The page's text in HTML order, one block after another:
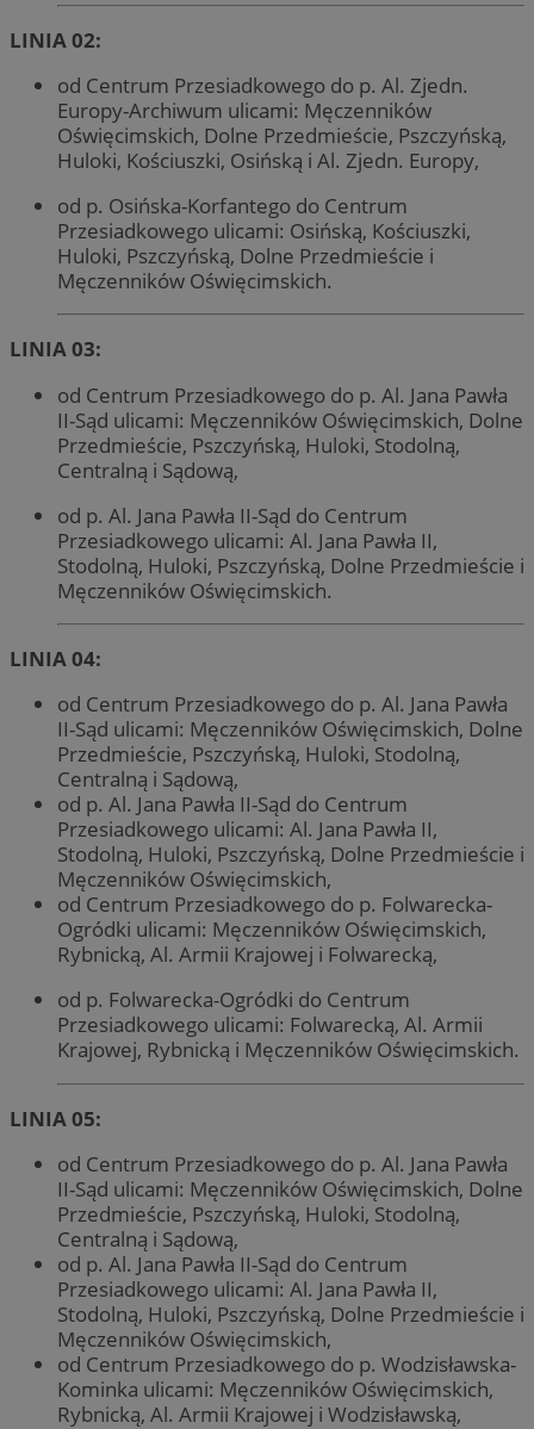
LINIA 02:
od Centrum Przesiadkowego do p. Al. Zjedn.
Europy-Archiwum ulicami: Męczenników
Oświęcimskich, Dolne Przedmieście, Pszczyńską,
Huloki, Kościuszki, Osińską i Al. Zjedn. Europy,
od p. Osińska-Korfantego do Centrum
Przesiadkowego ulicami: Osińską, Kościuszki,
Huloki, Pszczyńską, Dolne Przedmieście i
Męczenników Oświęcimskich.
LINIA 03:
od Centrum Przesiadkowego do p. Al. Jana Pawła
II-Sąd ulicami: Męczenników Oświęcimskich, Dolne
Przedmieście, Pszczyńską, Huloki, Stodolną,
Centralną i Sądową,
od p. Al. Jana Pawła II-Sąd do Centrum
Przesiadkowego ulicami: Al. Jana Pawła II,
Stodolną, Huloki, Pszczyńską, Dolne Przedmieście i
Męczenników Oświęcimskich.
LINIA 04:
od Centrum Przesiadkowego do p. Al. Jana Pawła
II-Sąd ulicami: Męczenników Oświęcimskich, Dolne
Przedmieście, Pszczyńską, Huloki, Stodolną,
Centralną i Sądową,
od p. Al. Jana Pawła II-Sąd do Centrum
Przesiadkowego ulicami: Al. Jana Pawła II,
Stodolną, Huloki, Pszczyńską, Dolne Przedmieście i
Męczenników Oświęcimskich,
od Centrum Przesiadkowego do p. Folwarecka-
Ogródki ulicami: Męczenników Oświęcimskich,
Rybnicką, Al. Armii Krajowej i Folwarecką,
od p. Folwarecka-Ogródki do Centrum
Przesiadkowego ulicami: Folwarecką, Al. Armii
Krajowej, Rybnicką i Męczenników Oświęcimskich.
LINIA 05:
od Centrum Przesiadkowego do p. Al. Jana Pawła
II-Sąd ulicami: Męczenników Oświęcimskich, Dolne
Przedmieście, Pszczyńską, Huloki, Stodolną,
Centralną i Sądową,
od p. Al. Jana Pawła II-Sąd do Centrum
Przesiadkowego ulicami: Al. Jana Pawła II,
Stodolną, Huloki, Pszczyńską, Dolne Przedmieście i
Męczenników Oświęcimskich,
od Centrum Przesiadkowego do p. Wodzisławska-
Kominka ulicami: Męczenników Oświęcimskich,
Rybnicką, Al. Armii Krajowej i Wodzisławską,